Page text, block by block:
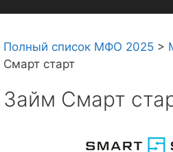
Полный список МФО 2025 >
Смарт старт
Займ Смарт